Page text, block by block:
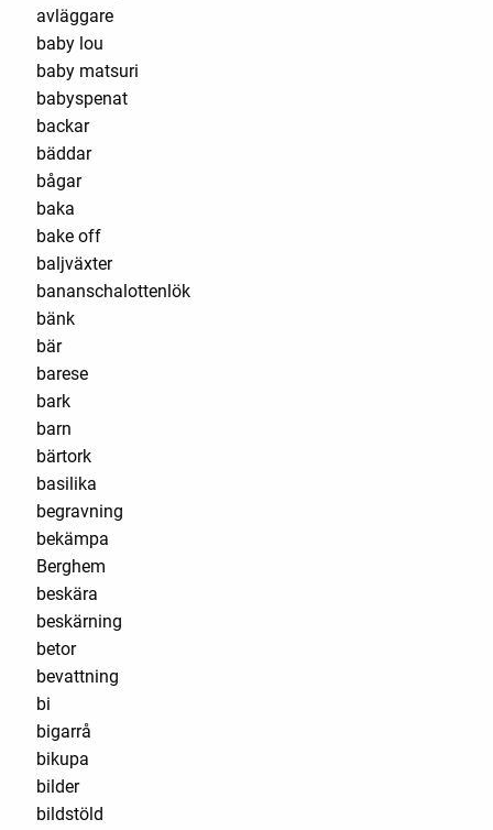
avläggare
baby lou
baby matsuri
babyspenat
backar
bäddar
bågar
baka
bake off
baljväxter
bananschalottenlök
bänk
bär
barese
bark
barn
bärtork
basilika
begravning
bekämpa
Berghem
beskära
beskärning
betor
bevattning
bi
bigarrå
bikupa
bilder
bildstöld